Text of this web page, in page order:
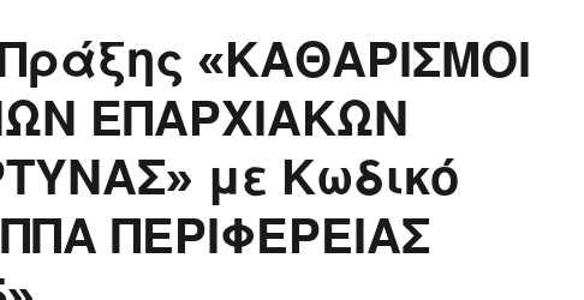
«ΚΑΘΑΡΙΣΜΟΙ
ΕΠΑΡΧΙΑΚΩΝ
με Κωδικό
ΠΕΡΙΦΕΡΕΙΑΣ